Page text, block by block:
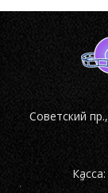
Советский